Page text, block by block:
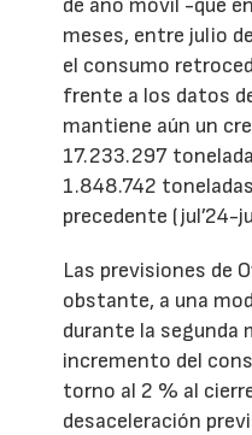
de año móvil -que
meses, entre julio
el consumo
frente a los datos
mantiene aún un
17.233.297
1.848.742
precedente (jul’24-
Las previsiones de
obstante, a una
durante la segunda
incremento del
torno al 2 % al
desaceleración